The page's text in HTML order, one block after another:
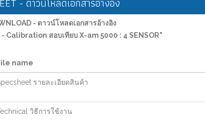
- ดาวน์โหลดเอกสารอ้างอิง
- Calibration สอบเทียบ X-am 5000 : 4 SENSOR"
name
รายละเอียดสินค้า
วิธีการใช้งาน